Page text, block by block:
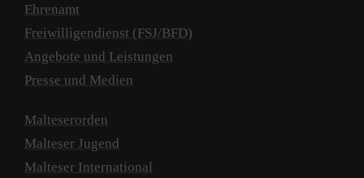
Ehrenamt
Freiwilligendienst (FSJ/BFD)
Angebote und Leistungen
Presse und Medien
Malteserorden
Malteser Jugend
Malteser International